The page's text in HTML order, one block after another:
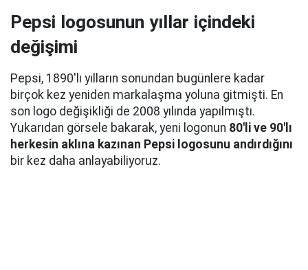
Pepsi logosunun yıllar içindeki
değişimi
Pepsi, 1890'lı yılların sonundan bugünlere kadar
birçok kez yeniden markalaşma yoluna gitmişti. En
son logo değişikliği de 2008 yılında yapılmıştı.
Yukarıdan görsele bakarak, yeni logonun 80'li ve 90'lı
herkesin aklına kazınan Pepsi logosunu andırdığını
bir kez daha anlayabiliyoruz.